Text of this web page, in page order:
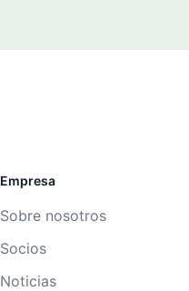
Empresa
Sobre nosotros
Socios
Noticias